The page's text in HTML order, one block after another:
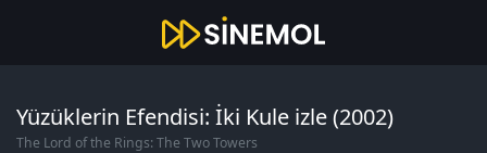
Yüzüklerin Efendisi: İki Kule izle (2002)
The Lord of the Rings: The Two Towers